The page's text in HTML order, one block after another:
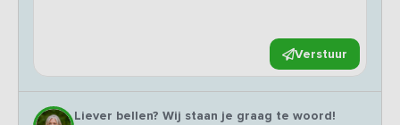
Verstuur
Liever bellen? Wij staan je graag te woord!